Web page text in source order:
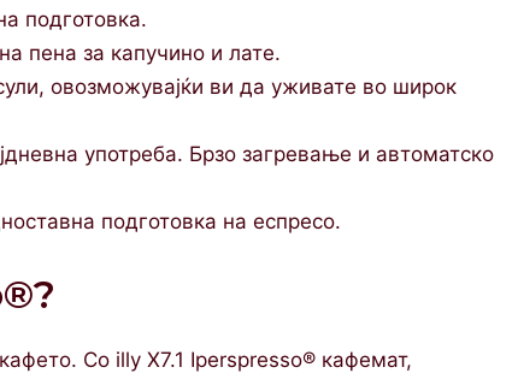
подготовка.
пена за капучино и лате.
овозможувајќи ви да уживате во широк
употреба. Брзо загревање и автоматско
подготовка на еспресо.
Со illy X7.1 Iperspresso® кафемат,